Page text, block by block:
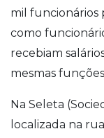
mil funcionários
como
recebiam
mesmas
Na Seleta
localizada na